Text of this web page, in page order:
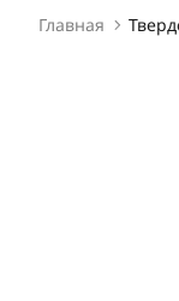
Главная